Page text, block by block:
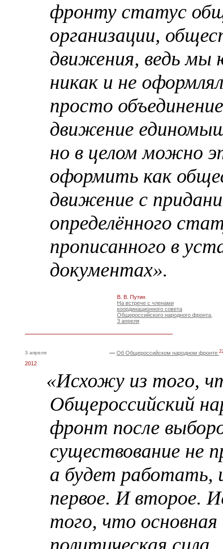
фронту статус
организации,
движения, ведь мы
никак и не
просто
движение
но в целом можно
оформить как
движение с
определённого
прописанного в
документах».
В. В. Путин
На встрече с членами
координационного совета
Общероссийского народного фронта,
3 апреля
3 апреля
2012
— Об Общероссийском народном фронте
«Исхожу из того,
Общероссийский
фронт после
существование не
а будет работать,
первое. И второе.
того, что основная